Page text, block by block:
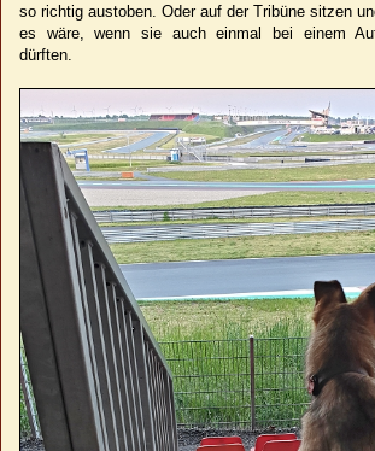
so richtig austoben. Oder auf der Tribüne sitzen
es wäre, wenn sie auch einmal bei einem
dürften.